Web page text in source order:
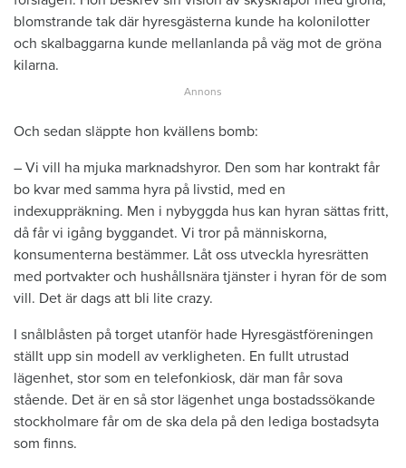
blomstrande tak där hyresgästerna kunde ha kolonilotter
och skalbaggarna kunde mellanlanda på väg mot de gröna
kilarna.
Och sedan släppte hon kvällens bomb:
– Vi vill ha mjuka marknadshyror. Den som har kontrakt får
bo kvar med samma hyra på livstid, med en
indexuppräkning. Men i nybyggda hus kan hyran sättas fritt,
då får vi igång byggandet. Vi tror på människorna,
konsumenterna bestämmer. Låt oss utveckla hyresrätten
med portvakter och hushållsnära tjänster i hyran för de som
vill. Det är dags att bli lite crazy.
I snålblåsten på torget utanför hade Hyresgästföreningen
ställt upp sin modell av verkligheten. En fullt utrustad
lägenhet, stor som en telefonkiosk, där man får sova
stående. Det är en så stor lägenhet unga bostadssökande
stockholmare får om de ska dela på den lediga bostadsyta
som finns.